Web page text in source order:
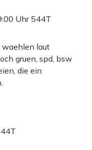
Uhr 544T
waehlen laut
gruen, spd, bsw
die ein